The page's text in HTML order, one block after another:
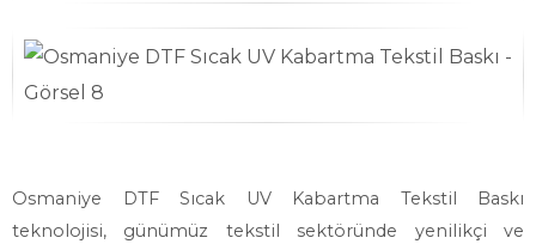
Osmaniye DTF Sıcak UV Kabartma Tekstil Baskı
teknolojisi, günümüz tekstil sektöründe yenilikçi ve